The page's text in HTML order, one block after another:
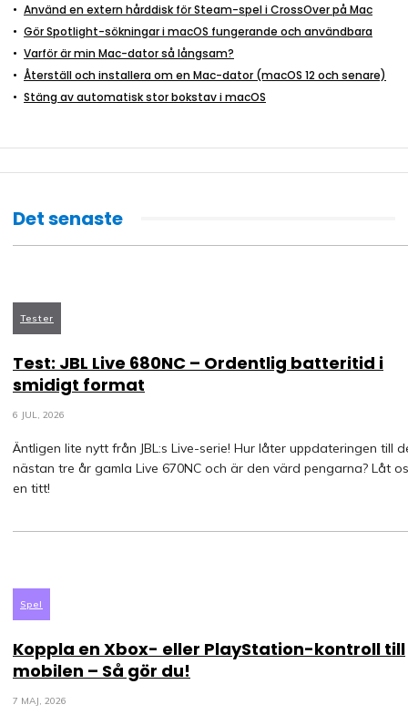
Använd en extern hårddisk för Steam-spel i CrossOver på Mac
Gör Spotlight-sökningar i macOS fungerande och användbara
Varför är min Mac-dator så långsam?
Återställ och installera om en Mac-dator (macOS 12 och senare)
Stäng av automatisk stor bokstav i macOS
Det senaste
Tester
Test: JBL Live 680NC – Ordentlig batteritid i
smidigt format
6 JUL, 2026
Äntligen lite nytt från JBL:s Live-serie! Hur låter uppdateringen till
nästan tre år gamla Live 670NC och är den värd pengarna? Låt
en titt!
Spel
Koppla en Xbox- eller PlayStation-kontroll till
mobilen – Så gör du!
7 MAJ, 2026